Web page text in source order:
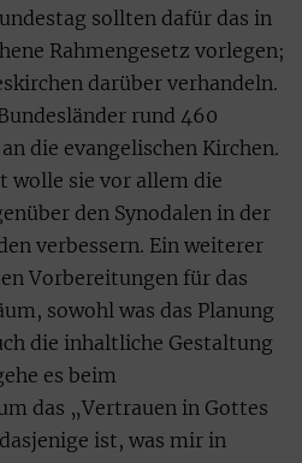
sollten dafür das in
Rahmengesetz vorlegen;
darüber verhandeln.
rund 460
die evangelischen Kirchen.
wolle sie vor allem die
den Synodalen in der
verbessern. Ein weiterer
Vorbereitungen für das
sowohl was das Planung
die inhaltliche Gestaltung
es beim
das „Vertrauen in Gottes
ist, was mir in